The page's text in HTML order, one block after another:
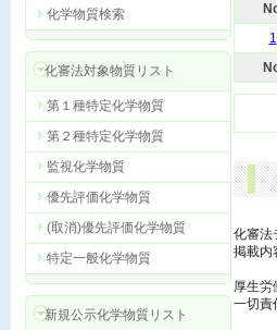
化学物質検索
化審法対象物質リスト
第１種特定化学物質
第２種特定化学物質
監視化学物質
優先評価化学物質
(取消)優先評価化学物質
特定一般化学物質
新規公示化学物質リスト
1
化審法
掲載内
厚生労
一切責